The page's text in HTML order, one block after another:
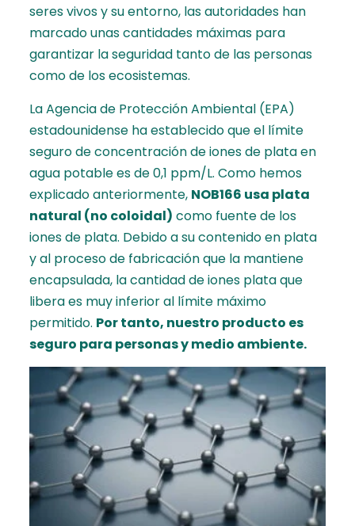
seres vivos y su entorno, las autoridades han
marcado unas cantidades máximas para
garantizar la seguridad tanto de las personas
como de los ecosistemas.
La Agencia de Protección Ambiental (EPA)
estadounidense ha establecido que el límite
seguro de concentración de iones de plata en
agua potable es de 0,1 ppm/L. Como hemos
explicado anteriormente, NOB166 usa plata
natural (no coloidal) como fuente de los
iones de plata. Debido a su contenido en plata
y al proceso de fabricación que la mantiene
encapsulada, la cantidad de iones plata que
libera es muy inferior al límite máximo
permitido. Por tanto, nuestro producto es
seguro para personas y medio ambiente.